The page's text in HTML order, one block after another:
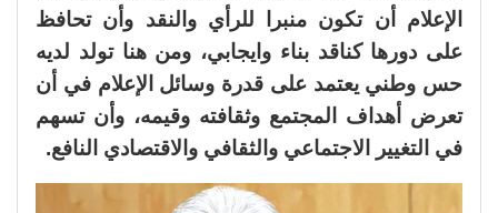
الإعلام أن تكون منبرا للرأي والنقد وأن تحافظ
على دورها كناقد بناء وايجابي، ومن هنا تولد لديه
حس وطني يعتمد على قدرة وسائل الإعلام في أن
تعرض أهداف المجتمع وثقافته وقيمه، وأن تسهم
في التغيير الاجتماعي والثقافي والاقتصادي النافع.